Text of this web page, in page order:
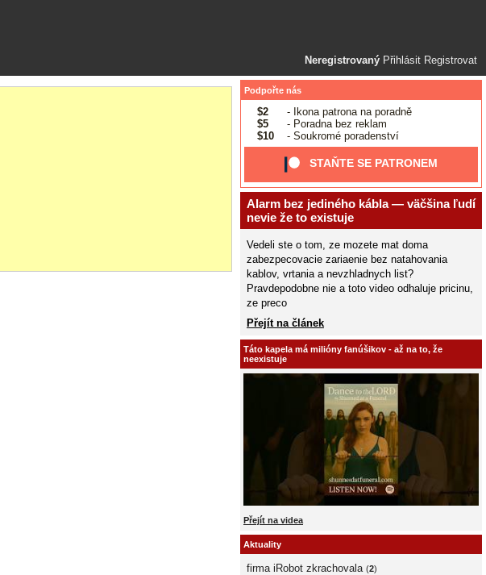
Neregistrovaný Přihlásit Registrovat
Podpořte nás
$2
- Ikona patrona na poradně
$5
- Poradna bez reklam
$10
- Soukromé poradenství
STAŇTE SE PATRONEM
Alarm bez jediného kábla — väčšina ľudí
nevie že to existuje
Vedeli ste o tom, ze mozete mat doma
zabezpecovacie zariaenie bez natahovania
kablov, vrtania a nevzhladnych list?
Pravdepodobne nie a toto video odhaluje pricinu,
ze preco
Přejít na článek
Táto kapela má milióny fanúšikov - až na to, že
neexistuje
Přejít na videa
Aktuality
firma iRobot zkrachovala (2)